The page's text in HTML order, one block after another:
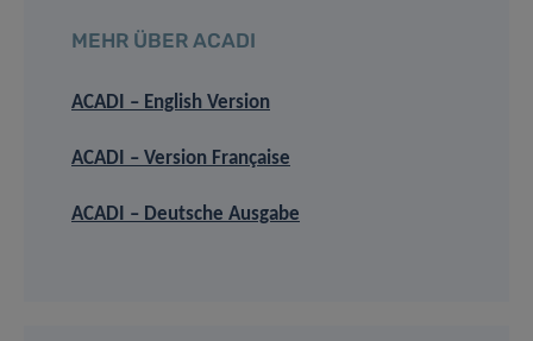
MEHR ÜBER ACADI
ACADI – English Version
ACADI – Version Française
ACADI – Deutsche Ausgabe